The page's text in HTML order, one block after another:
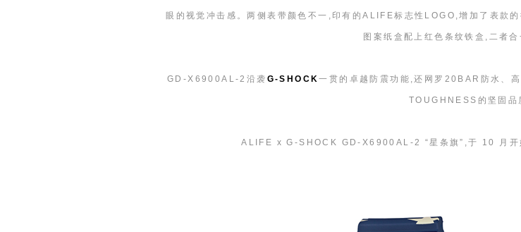
眼的视觉冲击感。两侧表带颜色不一,印有的ALIFE标志性LOGO,增加了表款
图案纸盒配上红色条纹铁盒,二者合
GD-X6900AL-2沿袭 G-SHOCK一贯的卓越防震功能,还网罗20BAR防水、
TOUGHNESS的坚固品
ALIFE x G-SHOCK GD-X6900AL-2 “星条旗”,于 10 月开